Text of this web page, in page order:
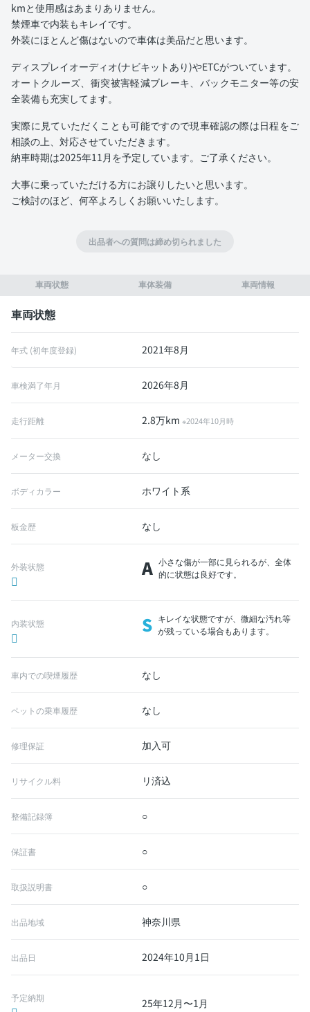
車両状態 車体装備 車両情報
車両状態
年式 (初年度登録) 2021年8月
車検満了年月 2026年8月
走行距離 2.8万km※2024年10月時
メーター交換 なし
ボディカラー ホワイト系
板金歴 なし
外装状態 A 小さな傷が一部に見られるが、全体
的に状態は良好です。
内装状態 S キレイな状態ですが、微細な汚れ等
が残っている場合もあります。
車内での喫煙履歴 なし
ペットの乗車履歴 なし
修理保証 加入可
リサイクル料 リ済込
整備記録簿 ○
保証書 ○
取扱説明書 ○
出品地域 神奈川県
出品日 2024年10月1日
予定納期 25年12月〜1月
kmと使用感はあまりありません。
禁煙車で内装もキレイです。
外装にほとんど傷はないので車体は美品だと思います。
ディスプレイオーディオ(ナビキットあり)やETCがついています。
オートクルーズ、衝突被害軽減ブレーキ、バックモニター等の安
全装備も充実してます。
実際に見ていただくことも可能ですので現車確認の際は日程をご
相談の上、対応させていただきます。
納車時期は2025年11月を予定しています。ご了承ください。
大事に乗っていただける方にお譲りしたいと思います。
ご検討のほど、何卒よろしくお願いいたします。
出品者への質問は締め切られました